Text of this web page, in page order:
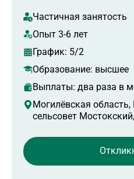
Частичная занятость
Опыт 3-6 лет
График: 5/2
Образование: высшее
Выплаты: два раза в
Могилёвская
сельсовет